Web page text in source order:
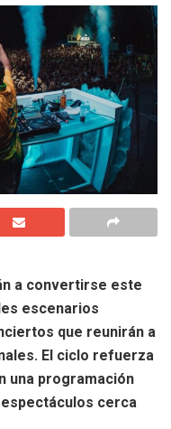
a convertirse este
escenarios
que reunirán a
El ciclo refuerza
una programación
cerca